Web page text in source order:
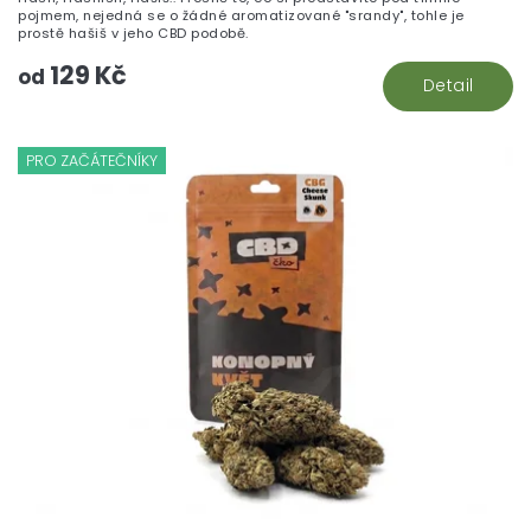
od 129 Kč Detail
pojmem, nejedná se o žádné aromatizované "srandy", tohle je
prostě hašiš v jeho CBD podobě.
PRO ZAČÁTEČNÍKY